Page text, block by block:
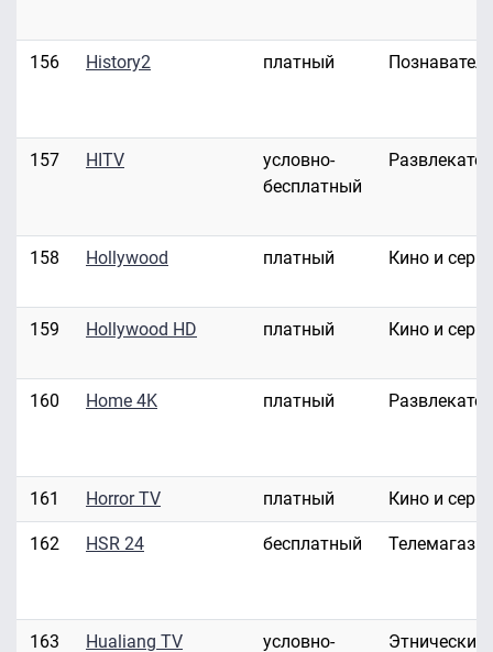
156 History2 платный
157 HITV
условно-
бесплатный
158 Hollywood платный Кино и
159 Hollywood HD платный Кино и
160 Home 4K платный
161 Horror TV платный Кино и
162 HSR 24 бесплатный
163 Hualiang TV
условно-
Этнические